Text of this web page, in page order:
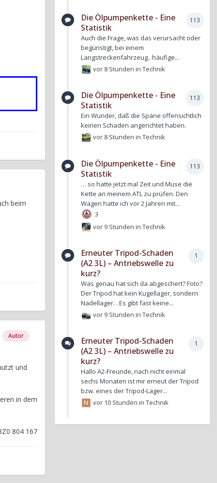
beim
Autor
und
in dem
804 167
113
Die Ölpumpenkette - Eine
Statistik
Auch die Frage, was das verursacht oder
begünstigt, bei einem
Langstreckenfahrzeug.. häufige...
vor 8 Stunden inTechnik
113
Die Ölpumpenkette - Eine
Statistik
Ein Wunder, daß die Späne offensichtlich
keinen Schaden angerichtet haben.
vor 8 Stunden inTechnik
113
Die Ölpumpenkette - Eine
Statistik
… so hatte jetzt mal Zeit und Muse die
Kette an meinem ATL zu prüfen. Den
Wagen hatte ich vor 2 Jahren mit...
3
vor 9 Stunden inTechnik
1
Erneuter Tripod-Schaden
(A2 3L) – Antriebswelle zu
kurz?
Was genau hat sich da abgeschert? Foto?
Der Tripod hat kein Kugellager, sondern
Nadellager. . Es gibt fast keine...
vor 9 Stunden inTechnik
1
Erneuter Tripod-Schaden
(A2 3L) – Antriebswelle zu
kurz?
Hallo A2-Freunde, nach nicht einmal
sechs Monaten ist mir erneut der Tripod
bzw. eines der Tripod-Lager...
vor 10 Stunden inTechnik